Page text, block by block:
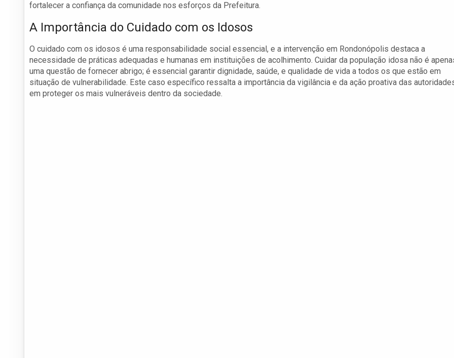
fortalecer a confiança da comunidade nos esforços da Prefeitura.
A Importância do Cuidado com os Idosos
O cuidado com os idosos é uma responsabilidade social essencial, e a intervenção em Rondonópolis destaca a
necessidade de práticas adequadas e humanas em instituições de acolhimento. Cuidar da população idosa não é
uma questão de fornecer abrigo; é essencial garantir dignidade, saúde, e qualidade de vida a todos os que estão em
situação de vulnerabilidade. Este caso específico ressalta a importância da vigilância e da ação proativa das
em proteger os mais vulneráveis dentro da sociedade.